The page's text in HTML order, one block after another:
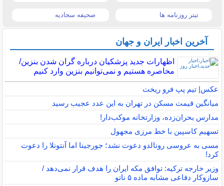
تیتر روزنامه ها صحیفه سجادیه
آخرین اخبار ایران و جهان
اظهارات جدید پزشکیان درباره گران شدن بنزین/
محاصره هستیم و نمی‌توانیم بنزین وارد کنیم
عکس| تیم پپ فرو ریخت
میانگین قیمت مسکن در تهران به این عدد عجیب رسید
مدارس بحران‌زده، وزارتخانه موکب‌دار!
تسهیم کاسپین با خط مرزی مجهول
مسی به عروسی رونالدو دعوت نشد؛ جورجینا اما آنتونلا را دعوت
کرد!
وزیر خارجه ترکیه: توافق مکه ایران را هدف قرار نمی‌دهد /
سازوکار دفاعی مشابه ماده ۵ ناتو